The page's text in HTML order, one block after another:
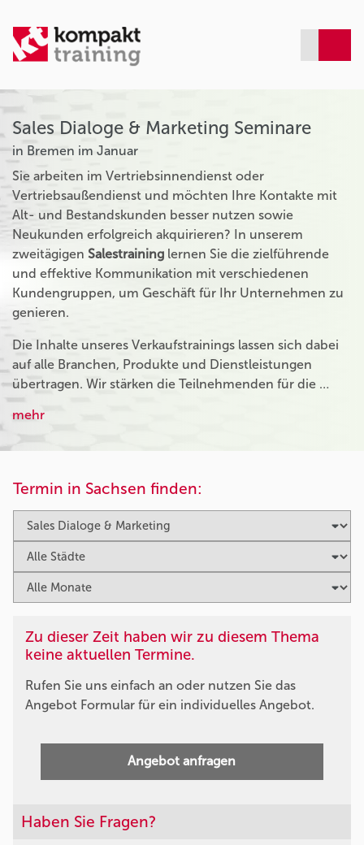
Sales Dialoge & Marketing Seminare
in Bremen im Januar
Sie arbeiten im Vertriebsinnendienst oder
Vertriebsaußendienst und möchten Ihre Kontakte mit
Alt- und Bestandskunden besser nutzen sowie
Neukunden erfolgreich akquirieren? In unserem
zweitägigen Salestraining lernen Sie die zielführende
und effektive Kommunikation mit verschiedenen
Kundengruppen, um Geschäft für Ihr Unternehmen zu
genieren.
Die Inhalte unseres Verkaufstrainings lassen sich dabei
auf alle Branchen, Produkte und Dienstleistungen
übertragen. Wir stärken die Teilnehmenden für die …
mehr
Termin in Sachsen finden:
Zu dieser Zeit haben wir zu diesem Thema
keine aktuellen Termine.
Rufen Sie uns einfach an oder nutzen Sie das
Angebot Formular für ein individuelles Angebot.
Angebot anfragen
Haben Sie Fragen?